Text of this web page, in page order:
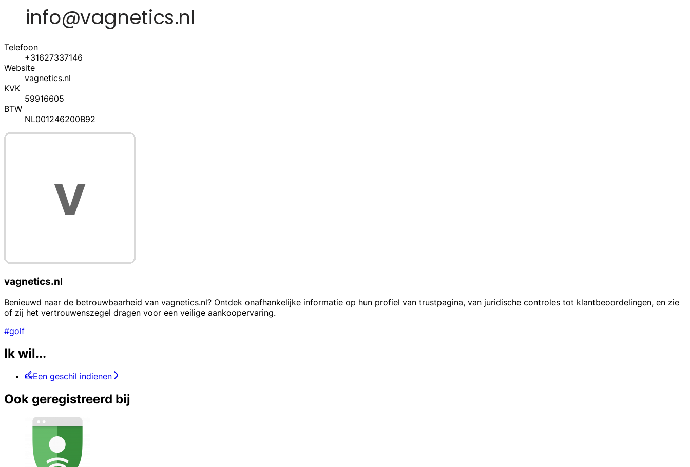
Telefoon
+31627337146
Website
vagnetics.nl
KVK
59916605
BTW
NL001246200B92
vagnetics.nl
Benieuwd naar de betrouwbaarheid van vagnetics.nl? Ontdek onafhankelijke informatie op hun profiel van trustpagina, van juridische controles tot klantbeoordelingen, en zie
of zij het vertrouwenszegel dragen voor een veilige aankoopervaring.
#golf
Ik wil...
Een geschil indienen
Ook geregistreerd bij